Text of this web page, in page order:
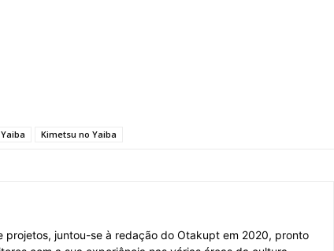
Kimetsu no Yaiba
projetos, juntou-se à redação do Otakupt em 2020, pronto